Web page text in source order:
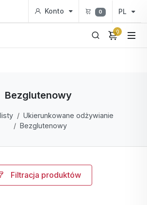
Konto 0 PL
0
Bezglutenowy
Ukierunkowane odżywianie
Bezglutenowy
Filtracja produktów